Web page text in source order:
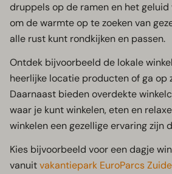
druppels op de ramen en het geluid
om de warmte op te zoeken van
alle rust kunt rondkijken en passen.
Ontdek bijvoorbeeld de lokale
heerlijke locatie producten of ga op
Daarnaast bieden overdekte
waar je kunt winkelen, eten en
winkelen een gezellige ervaring zijn
Kies bijvoorbeeld voor een dagje
vanuitvakantiepark EuroParcs